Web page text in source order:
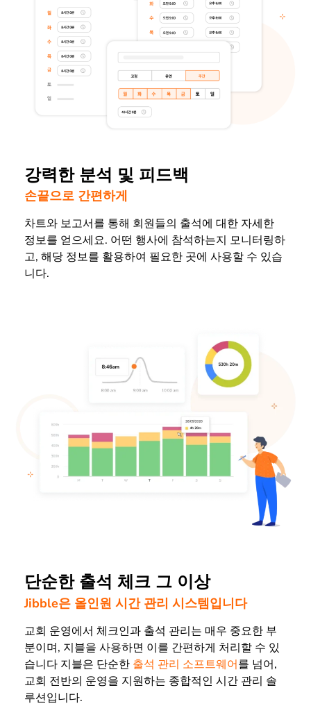
강력한 분석 및 피드백
손끝으로 간편하게
차트와 보고서를 통해 회원들의 출석에 대한 자세한
정보를 얻으세요. 어떤 행사에 참석하는지 모니터링하
고, 해당 정보를 활용하여 필요한 곳에 사용할 수 있습
니다.
단순한 출석 체크 그 이상
Jibble은 올인원 시간 관리 시스템입니다
교회 운영에서 체크인과 출석 관리는 매우 중요한 부
분이며, 지블을 사용하면 이를 간편하게 처리할 수 있
습니다 지블은 단순한 출석 관리 소프트웨어를 넘어,
교회 전반의 운영을 지원하는 종합적인 시간 관리 솔
루션입니다.